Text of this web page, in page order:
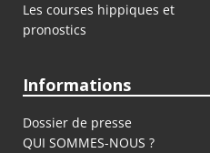
Les courses hippiques et
pronostics
Informations
Dossier de presse
QUI SOMMES-NOUS ?